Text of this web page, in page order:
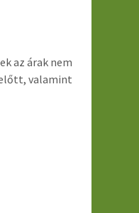
az árak nem
valamint